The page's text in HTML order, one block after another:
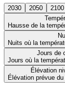
2030 2050
2100
Hausse de la
Nuits où la
Jours de
Jours où la
Élévation
Élévation prévue